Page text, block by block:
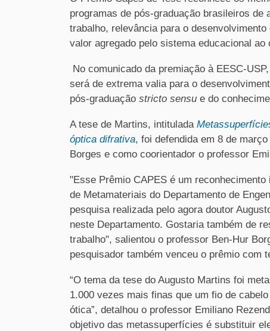
programas de pós-graduação brasileiros
trabalho, relevância para o
valor agregado pelo sistema educacional ao
No comunicado da premiação à EESC-
será de extrema valia para o
pós-graduação stricto sensu e do
A tese de Martins, intitulada
óptica difrativa, foi defendida em 8 de
Borges e como coorientador o professor
"Esse Prêmio CAPES é um
de Metamateriais do Departamento de
pesquisa realizada pelo agora doutor
neste Departamento. Gostaria também de
trabalho", salientou o professor Ben-Hur
pesquisador também venceu o prêmio com
“O tema da tese do Augusto Martins foi
1.000 vezes mais finas que um fio de
ótica”, detalhou o professor Emiliano
objetivo das metassuperfícies é substituir